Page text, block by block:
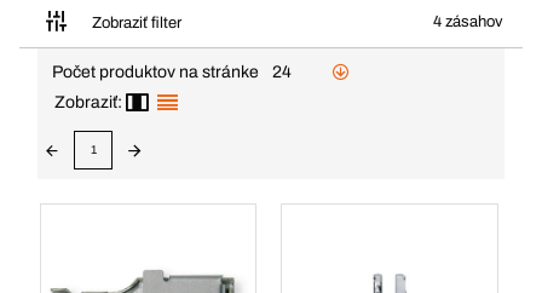
Zobraziť filter 4 zásahov
Počet produktov na stránke
24
Zobraziť:
1